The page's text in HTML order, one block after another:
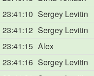
23:41:10 Sergey Levitin
23:41:12 Sergey Levitin
23:41:15 Alex
23:41:16 Sergey Levitin